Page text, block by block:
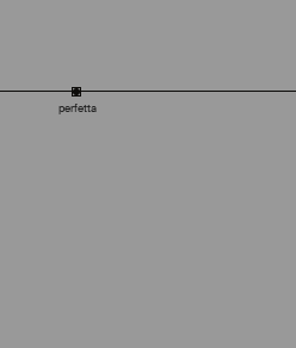
perfetta